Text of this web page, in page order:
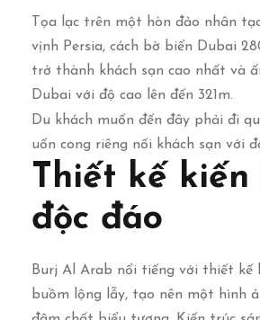
Tọa lạc trên một hòn đảo nhân
vịnh Persia, cách bờ biển Dubai
trở thành khách sạn cao nhất và
Dubai với độ cao lên đến 321m.
Du khách muốn đến đây phải đi
uốn cong riêng nối khách sạn với
Thiết kế kiến
độc đáo
Burj Al Arab nổi tiếng với thiết kế
buồm lộng lẫy, tạo nên một hình